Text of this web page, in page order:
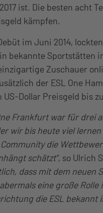
ist. Die besten acht
kämpfen.
im Juni 2014,
bekannte Sportstätten
Zuschauer
der ESL One
US-Dollar Preisgeld bis
Frankfurt war für
wir bis heute viel
Community die
schätzt”, so Ulrich
dass mit dem neuen
eine große
die ESL bekannt